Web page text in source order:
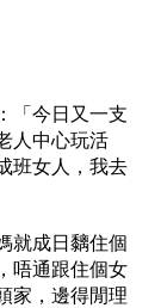
「今日又一支
人中心玩活
班女人，我去
就成日黐住個
唔通跟住個女
家，邊得閒理